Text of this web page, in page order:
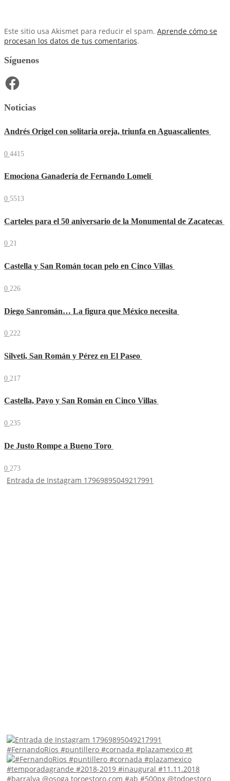
Este sitio usa Akismet para reducir el spam. Aprende cómo se
procesan los datos de tus comentarios.
Síguenos
Facebook
Noticias
Andrés Origel con solitaria oreja, triunfa en Aguascalientes
0 4415
Emociona Ganadería de Fernando Lomelí
0 5513
Carteles para el 50 aniversario de la Monumental de Zacatecas
0 21
Castella y San Román tocan pelo en Cinco Villas
0 226
Diego Sanromán… La figura que México necesita
0 222
Silveti, San Román y Pérez en El Paseo
0 217
Castella, Payo y San Román en Cinco Villas
0 235
De Justo Rompe a Bueno Toro
0 273
Entrada de Instagram 17969895049217991
#FernandoRios #puntillero #cornada #plazamexico #t